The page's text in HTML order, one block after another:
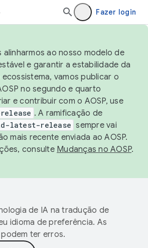
Fazer login
alinharmos ao nosso modelo de
e garantir a estabilidade da
vamos publicar o
no segundo e quarto
e contribuir com o AOSP, use
. A ramificação de
latest-release sempre vai
mais recente enviada ao AOSP.
consulte Mudanças no AOSP.
de IA na tradução de
idioma de preferência. As
ter erros.